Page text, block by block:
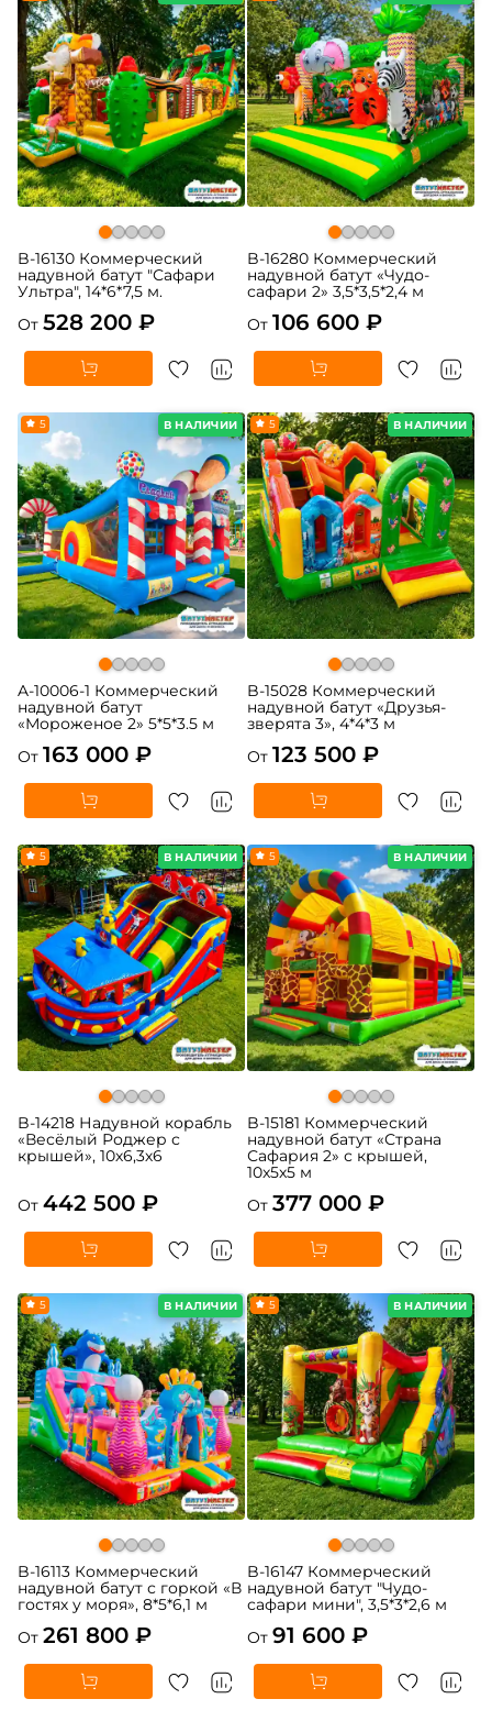
B-16130 Коммерческий
надувной батут "Сафари
Ультра", 14*6*7,5 м.
От 528 200 ₽
B-16280 Коммерческий
надувной батут «Чудо-
сафари 2» 3,5*3,5*2,4 м
От 106 600 ₽
В НАЛИЧИИ
5
A-10006-1 Коммерческий
надувной батут
«Мороженое 2» 5*5*3.5 м
От 163 000 ₽
В НАЛИЧИИ
5
B-15028 Коммерческий
надувной батут «Друзья-
зверята 3», 4*4*3 м
От 123 500 ₽
В НАЛИЧИИ
5
B-14218 Надувной корабль
«Весёлый Роджер с
крышей», 10х6,3х6
От 442 500 ₽
В НАЛИЧИИ
5
B-15181 Коммерческий
надувной батут «Страна
Сафария 2» с крышей,
10x5x5 м
От 377 000 ₽
В НАЛИЧИИ
5
B-16113 Коммерческий
надувной батут с горкой «В
гостях у моря», 8*5*6,1 м
От 261 800 ₽
В НАЛИЧИИ
5
B-16147 Коммерческий
надувной батут "Чудо-
сафари мини", 3,5*3*2,6 м
От 91 600 ₽